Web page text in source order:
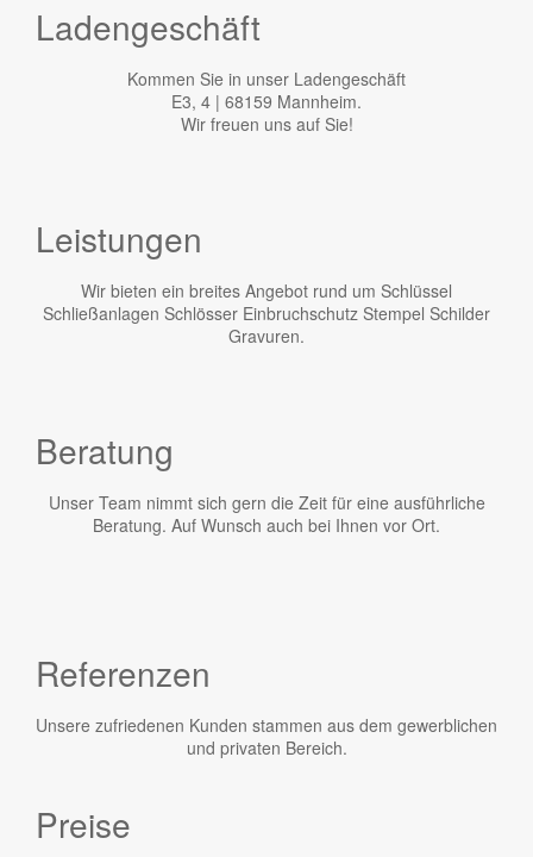
Ladengeschäft
Kommen Sie in unser Ladengeschäft
E3, 4 | 68159 Mannheim.
Wir freuen uns auf Sie!
Leistungen
Wir bieten ein breites Angebot rund um Schlüssel
Schließanlagen Schlösser Einbruchschutz Stempel Schilder
Gravuren.
Beratung
Unser Team nimmt sich gern die Zeit für eine ausführliche
Beratung. Auf Wunsch auch bei Ihnen vor Ort.
Referenzen
Unsere zufriedenen Kunden stammen aus dem gewerblichen
und privaten Bereich.
Preise